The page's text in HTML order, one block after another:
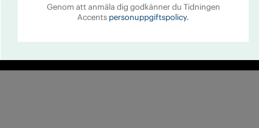
Genom att anmäla dig godkänner du Tidningen
Accents personuppgiftspolicy.